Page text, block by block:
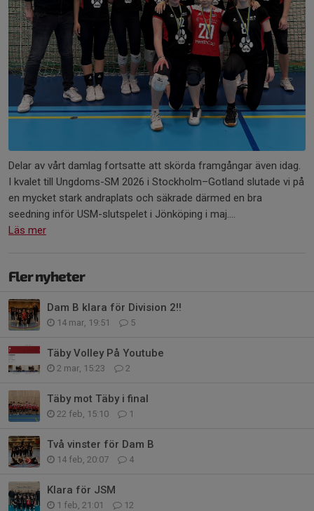
Delar av vårt damlag fortsatte att skörda framgångar även idag.
I kvalet till Ungdoms-SM 2026 i Stockholm–Gotland slutade vi på
en mycket stark andraplats och säkrade därmed en bra
seedning inför USM-slutspelet i Jönköping i maj....
Läs mer
Fler nyheter
Dam B klara för Division 2!!
14 mar, 19:51 5
Täby Volley På Youtube
2 mar, 15:23 2
Täby mot Täby i final
22 feb, 15:10 1
Två vinster för Dam B
14 feb, 20:07 4
Klara för JSM
1 feb, 21:01 12